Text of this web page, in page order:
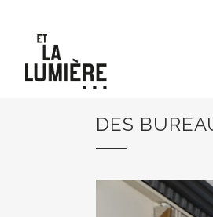
DES